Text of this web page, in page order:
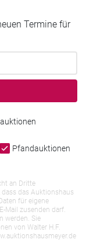
Termine für
Pfandauktionen
an Dritte
das Auktionshaus
für eigene
Mail zusenden darf.
werden. Sie
von Walter H.F.